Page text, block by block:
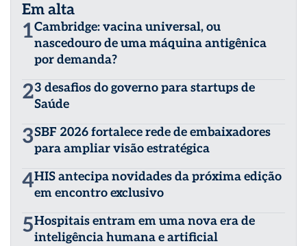
Em alta
1Cambridge: vacina universal, ou
nascedouro de uma máquina antigênica
por demanda?
23 desafios do governo para startups de
Saúde
3SBF 2026 fortalece rede de embaixadores
para ampliar visão estratégica
4HIS antecipa novidades da próxima edição
em encontro exclusivo
5Hospitais entram em uma nova era de
inteligência humana e artificial